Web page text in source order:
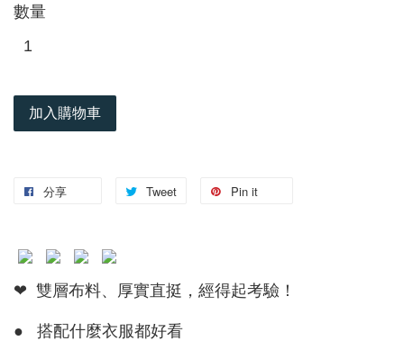
數量
加入購物車
分享 Tweet Pin it
❤ 雙層布料、厚實直挺，經得起考驗！
● 搭配什麼衣服都好看